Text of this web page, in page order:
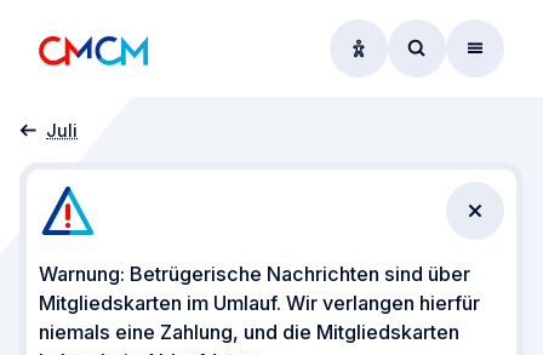
Optionen zur
Zum Menü
Startseite
Veranstaltungen
CMCM on Tour
Juli
Französischer Tag (Braderie in Esch)
Warnung: Betrügerische Nachrichten sind über
Mitgliedskarten im Umlauf. Wir verlangen hierfür
niemals eine Zahlung, und die Mitgliedskarten